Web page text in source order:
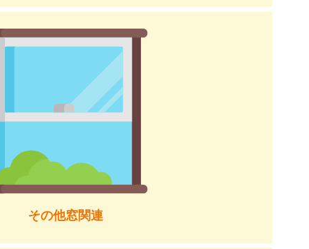
その他窓関連